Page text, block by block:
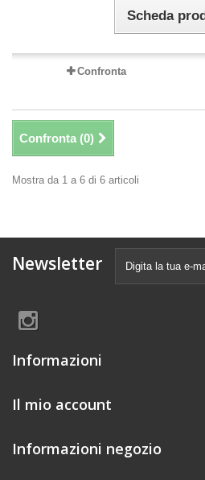
Scheda
Confronta
Confronta (0)
Mostra da 1 a 6 di 6 articoli
Newsletter
Informazioni
Il mio account
Informazioni negozio